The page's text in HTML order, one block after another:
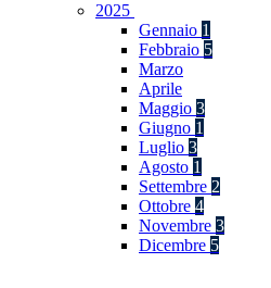
2025
Gennaio 1
Febbraio 5
Marzo
Aprile
Maggio 3
Giugno 1
Luglio 3
Agosto 1
Settembre 2
Ottobre 4
Novembre 3
Dicembre 5